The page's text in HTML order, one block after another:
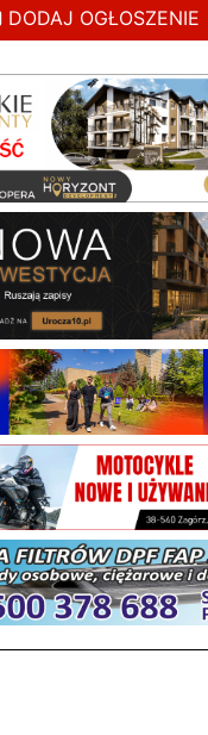
DODAJ OGŁOSZENIE